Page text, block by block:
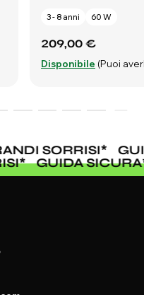
3 - 8 anni 60 W
209,00 €
Disponibile (Puoi
SORRISI*
* GUIDA